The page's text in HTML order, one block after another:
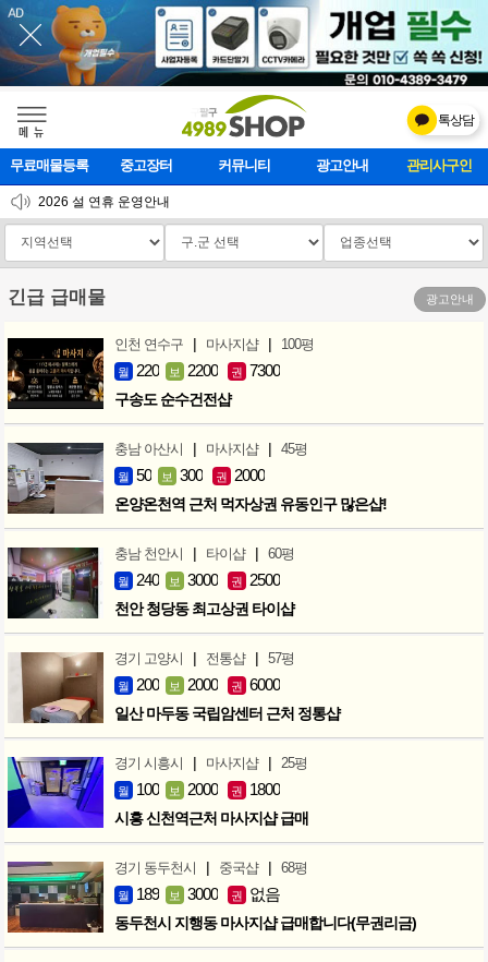
메    뉴
톡상담
무료매물등록 중고장터 커뮤니티 광고안내 마사지클럽
2026 설 연휴 운영안내
[업데이트]모바일 하단 고정메뉴 추가
[업데이트] 개선사항 안내
긴급 급매물 광고안내
인천 연수구 | 마사지샵 | 100평
월 220 보 2200 권 7300
구송도 순수건전샵
충남 아산시 | 마사지샵 | 45평
월 50 보 300 권 2000
온양온천역 근처 먹자상권 유동인구 많은샵!
충남 천안시 | 타이샵 | 60평
월 240 보 3000 권 2500
천안 청당동 최고상권 타이샵
경기 고양시 | 전통샵 | 57평
월 200 보 2000 권 6000
일산 마두동 국립암센터 근처 정통샵
경기 시흥시 | 마사지샵 | 25평
월 100 보 2000 권 1800
시흥 신천역근처 마사지샵 급매
경기 동두천시 | 중국샵 | 68평
월 189 보 3000 권 없음
동두천시 지행동 마사지샵 급매합니다(무권리금)